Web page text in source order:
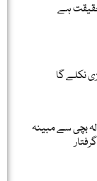
ہے
نکلے گا
بچی سے مبینہ